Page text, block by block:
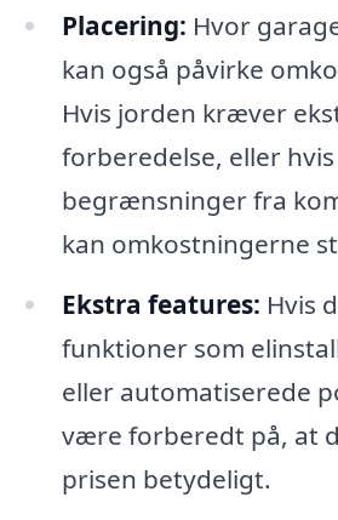
Placering: Hvor
kan også påvirke
Hvis jorden kræver
forberedelse, eller
begrænsninger fra
kan omkostningerne
Ekstra features: Hvis
funktioner som
eller automatiserede
være forberedt på, at
prisen betydeligt.